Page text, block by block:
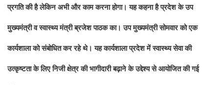
प्रगति की है लेकिन अभी और काम करना होगा। यह कहना है प्रदेश के उप
मुख्यमंत्री व स्वास्थ्य मंत्री ब्रजेश पाठक का। उप मुख्यमंत्री सोमवार को एक
कार्यशाला को संबोधित कर रहे थे। यह कार्यशाला प्रदेश में स्वास्थ्य सेवा की
उत्कृष्टता के लिए निजी क्षेत्र की भागीदारी बढ़ाने के उद्देश्य से आयोजित की गई